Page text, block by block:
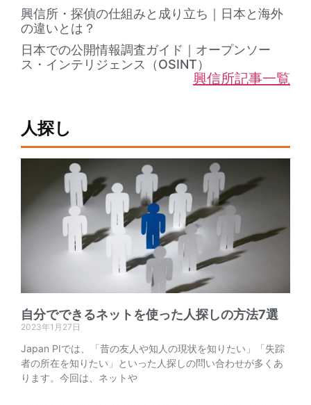
興信所・探偵の仕組みと成り立ち｜日本と海外
の違いとは？
日本での公開情報調査ガイド｜オープンソー
ス・インテリジェンス（OSINT）
興信所記事一覧
人探し
自分でできるネットを使った人探しの方法7選
2023年1月27日
Japan PIでは、「昔の友人や知人の現状を知りたい」「失踪
者の所在を知りたい」といった人探しの問い合わせが多くあ
ります。今回は、ネットや